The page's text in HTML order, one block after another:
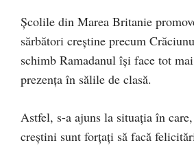
Școlile din Marea Britanie
sărbători creștine precum
schimb Ramadanul își face tot
prezența în sălile de clasă.
Astfel, s-a ajuns la situația în
creștini sunt forțați să facă